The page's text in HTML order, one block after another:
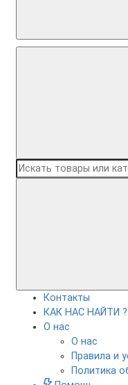
Контакты
КАК НАС НАЙТИ
О нас
О нас
Правила и
Политика